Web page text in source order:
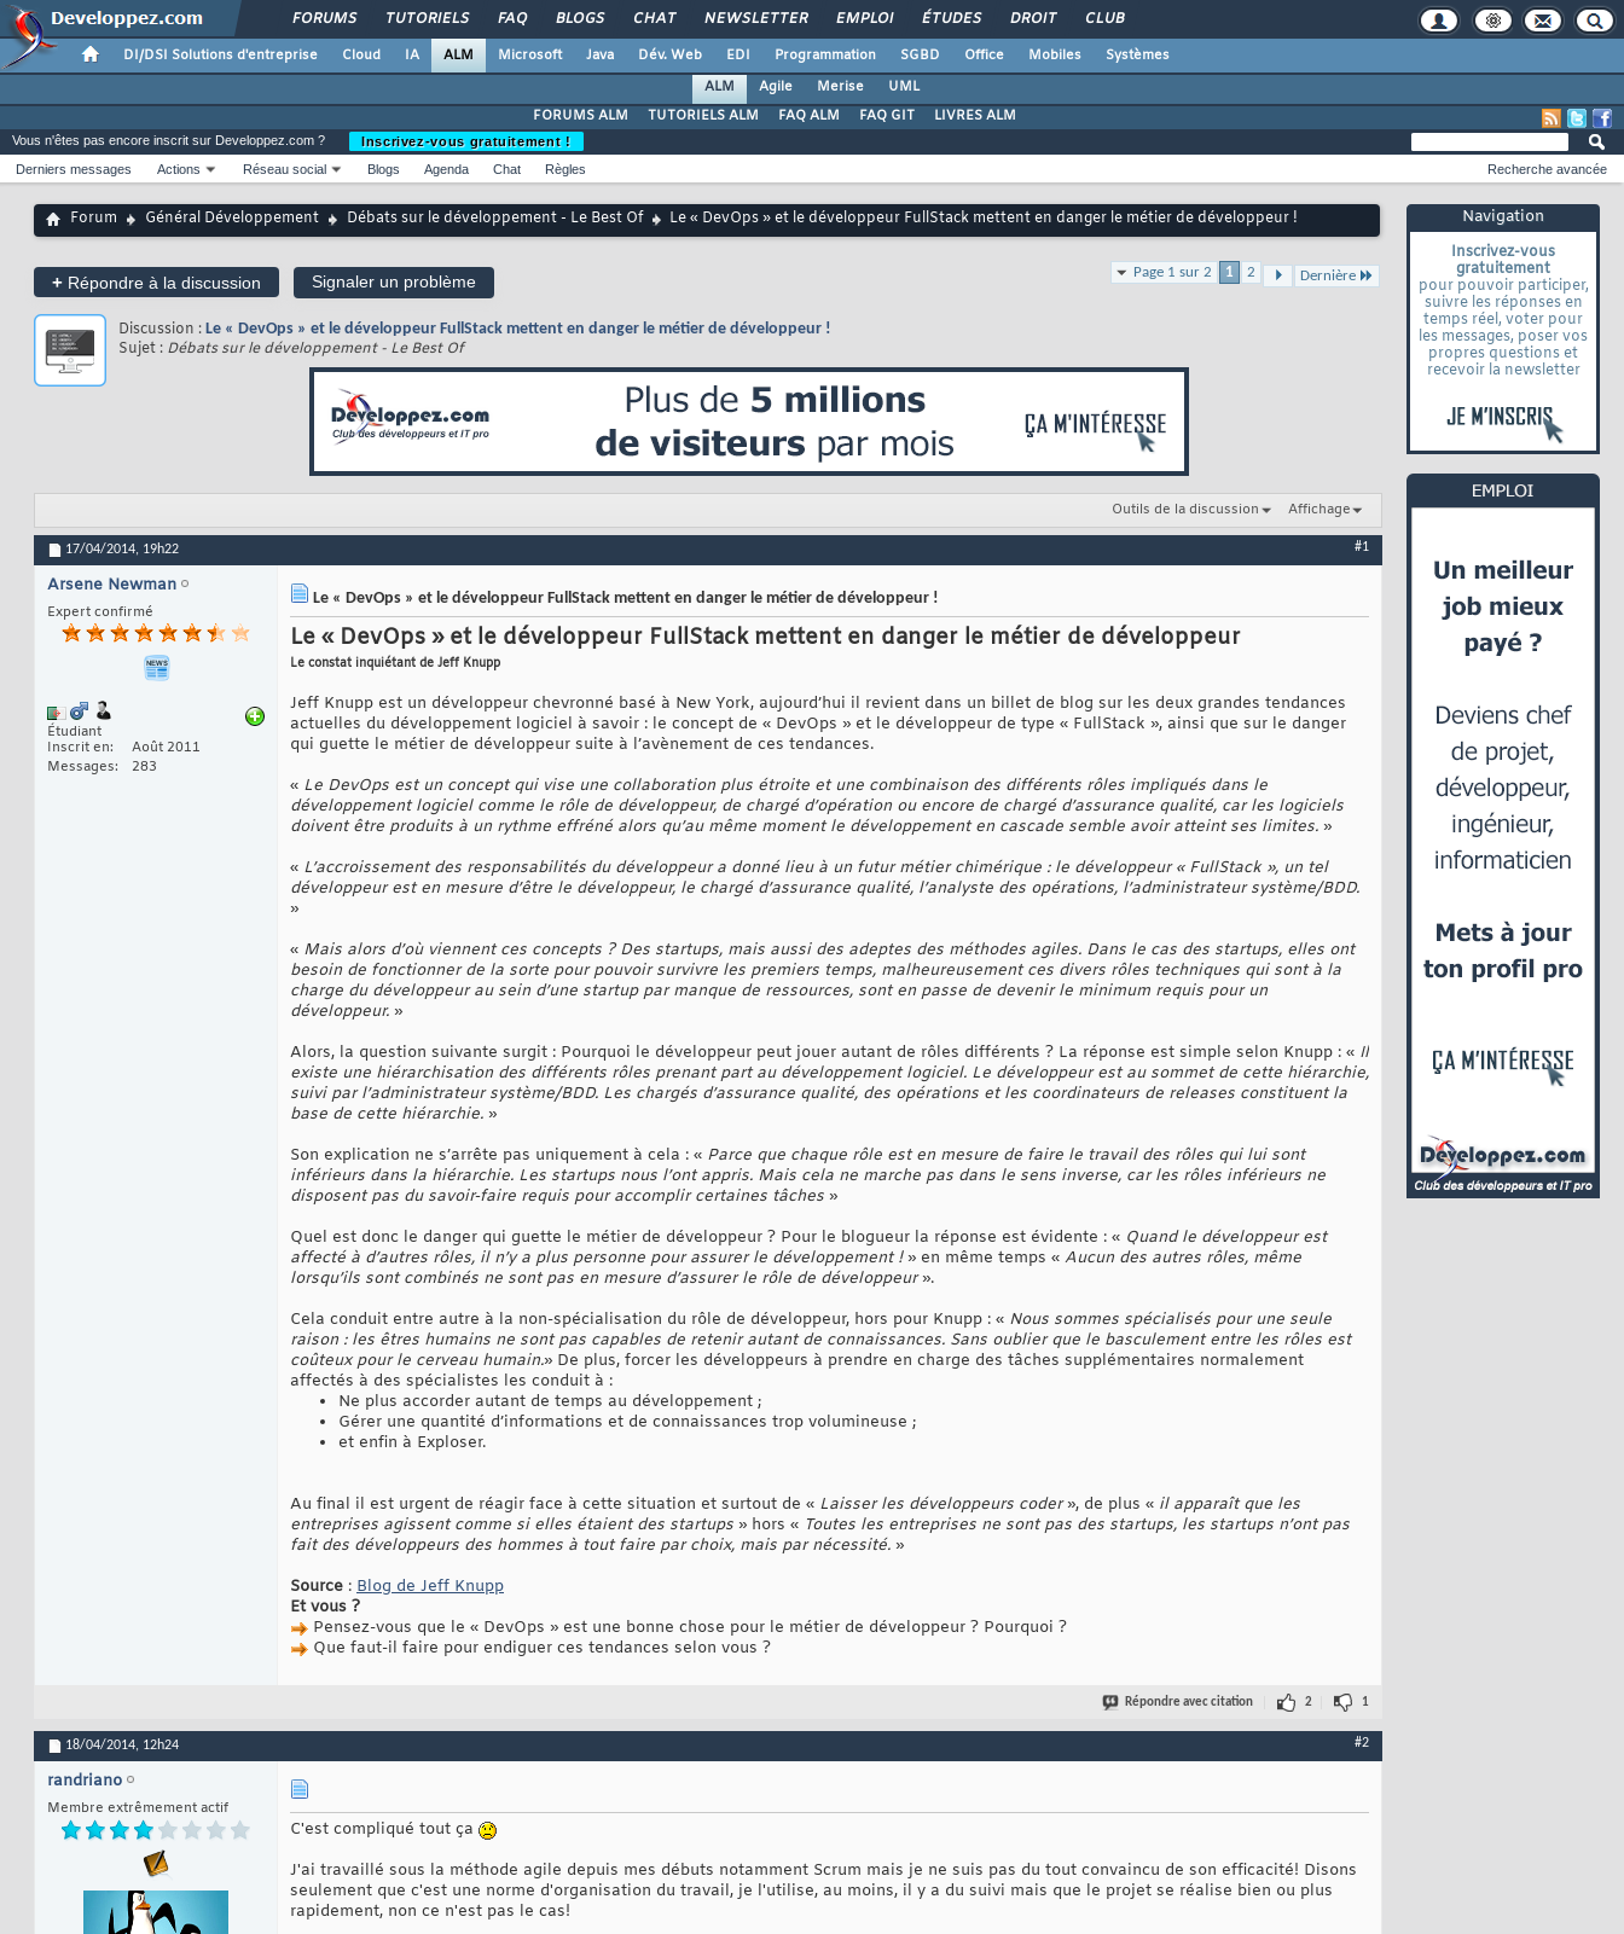
FORUMS TUTORIELS FAQ BLOGS CHAT NEWSLETTER EMPLOI ÉTUDES DROIT CLUB
DI/DSI Solutions d'entreprise Cloud IA ALM Microsoft Java Dév. Web EDI Programmation SGBD Office Mobiles
Systèmes
ALM
Agile Merise
UML
FORUMS ALM
TUTORIELS ALM FAQ ALM FAQ GIT LIVRES ALM
Navigation
Inscrivez-vous
gratuitement
pour pouvoir participer,
suivre les réponses en
temps réel, voter pour
les messages, poser vos
propres questions et
recevoir la newsletter
Vous n'êtes pas encore inscrit sur Developpez.com ?
Inscrivez-vous gratuitement !
Derniers messages
Actions Réseau social Blogs Agenda Chat Règles Recherche avancée
Forum Général Développement Débats sur le développement - Le Best Of Le « DevOps » et le développeur FullStack mettent en danger le métier de développeur !
+ Répondre à la discussion Signaler un problème Page 1 sur 2 1 2 Dernière
Discussion : Le « DevOps » et le développeur FullStack mettent en danger le métier de développeur !
Sujet : Débats sur le développement - Le Best Of
Outils de la discussion Affichage
17/04/2014, 19h22 #1
Arsene Newman
Expert confirmé
Étudiant
Inscrit en
Août 2011
Messages
283
Le « DevOps » et le développeur FullStack mettent en danger le métier de développeur !
Le « DevOps » et le développeur FullStack mettent en danger le métier de développeur
Le constat inquiétant de Jeff Knupp
Jeff Knupp est un développeur chevronné basé à New York, aujourd’hui il revient dans un billet de blog sur les deux grandes tendances
actuelles du développement logiciel à savoir : le concept de « DevOps » et le développeur de type « FullStack », ainsi que sur le danger
qui guette le métier de développeur suite à l’avènement de ces tendances.
« Le DevOps est un concept qui vise une collaboration plus étroite et une combinaison des différents rôles impliqués dans le
développement logiciel comme le rôle de développeur, de chargé d’opération ou encore de chargé d’assurance qualité, car les logiciels
doivent être produits à un rythme effréné alors qu’au même moment le développement en cascade semble avoir atteint ses limites. »
« L’accroissement des responsabilités du développeur a donné lieu à un futur métier chimérique : le développeur « FullStack », un tel
développeur est en mesure d’être le développeur, le chargé d’assurance qualité, l’analyste des opérations, l’administrateur système/BDD.
»
« Mais alors d’où viennent ces concepts ? Des startups, mais aussi des adeptes des méthodes agiles. Dans le cas des startups, elles ont
besoin de fonctionner de la sorte pour pouvoir survivre les premiers temps, malheureusement ces divers rôles techniques qui sont à la
charge du développeur au sein d’une startup par manque de ressources, sont en passe de devenir le minimum requis pour un
développeur. »
Alors, la question suivante surgit : Pourquoi le développeur peut jouer autant de rôles différents ? La réponse est simple selon Knupp : « Il
existe une hiérarchisation des différents rôles prenant part au développement logiciel. Le développeur est au sommet de cette hiérarchie,
suivi par l’administrateur système/BDD. Les chargés d’assurance qualité, des opérations et les coordinateurs de releases constituent la
base de cette hiérarchie. »
Son explication ne s’arrête pas uniquement à cela : « Parce que chaque rôle est en mesure de faire le travail des rôles qui lui sont
inférieurs dans la hiérarchie. Les startups nous l’ont appris. Mais cela ne marche pas dans le sens inverse, car les rôles inférieurs ne
disposent pas du savoir-faire requis pour accomplir certaines tâches »
Quel est donc le danger qui guette le métier de développeur ? Pour le blogueur la réponse est évidente : « Quand le développeur est
affecté à d’autres rôles, il n’y a plus personne pour assurer le développement !» en même temps « Aucun des autres rôles, même
lorsqu’ils sont combinés ne sont pas en mesure d’assurer le rôle de développeur».
Cela conduit entre autre à la non-spécialisation du rôle de développeur, hors pour Knupp : « Nous sommes spécialisés pour une seule
raison : les êtres humains ne sont pas capables de retenir autant de connaissances. Sans oublier que le basculement entre les rôles est
coûteux pour le cerveau humain.» De plus, forcer les développeurs à prendre en charge des tâches supplémentaires normalement
affectés à des spécialistes les conduit à :
Ne plus accorder autant de temps au développement ;
Gérer une quantité d’informations et de connaissances trop volumineuse ;
et enfin à Exploser.
Au final il est urgent de réagir face à cette situation et surtout de « Laisser les développeurs coder», de plus « il apparaît que les
entreprises agissent comme si elles étaient des startups » hors « Toutes les entreprises ne sont pas des startups, les startups n’ont pas
fait des développeurs des hommes à tout faire par choix, mais par nécessité. »
Source : Blog de Jeff Knupp
Et vous ?
Pensez-vous que le « DevOps » est une bonne chose pour le métier de développeur ? Pourquoi ?
Que faut-il faire pour endiguer ces tendances selon vous ?
Répondre avec citation 2 1
18/04/2014, 12h24 #2
randriano
Membre extrêmement actif
C'est compliqué tout ça
J'ai travaillé sous la méthode agile depuis mes débuts notamment Scrum mais je ne suis pas du tout convaincu de son efficacité! Disons
seulement que c'est une norme d'organisation du travail, je l'utilise, au moins, il y a du suivi mais que le projet se réalise bien ou plus
rapidement, non ce n'est pas le cas!